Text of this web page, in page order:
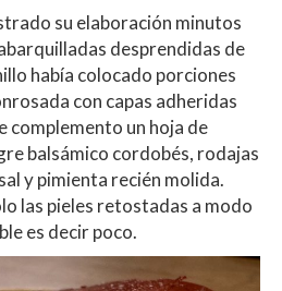
su elaboración minutos
desprendidas de
había colocado porciones
con capas adheridas
complemento un hoja de
balsámico cordobés, rodajas
y pimienta recién molida.
las pieles retostadas a modo
es decir poco.